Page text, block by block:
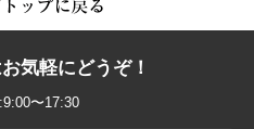
気軽にどうぞ！
〜17:30